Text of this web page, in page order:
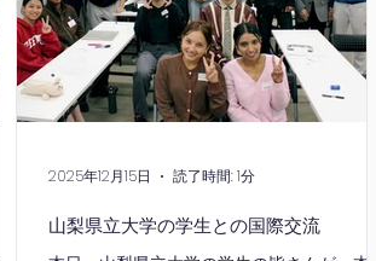
山梨外語学院は日本語の学習はもちろん、日
本での生活をサポートします。皆さんの日本
での生活が実り多きものとなるように応援し
ていきます。
山梨県立大学の学生との国際交流
2025年12月15日 読了時間: 1分